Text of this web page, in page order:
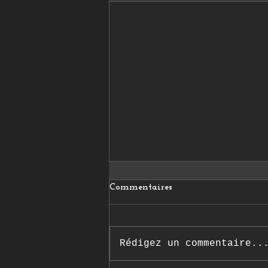
Commentaires
Rédigez un commentaire...